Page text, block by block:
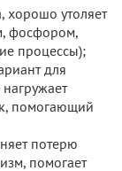
хорошо утоляет
фосфором,
процессы);
для
помогающий
потерю
помогает